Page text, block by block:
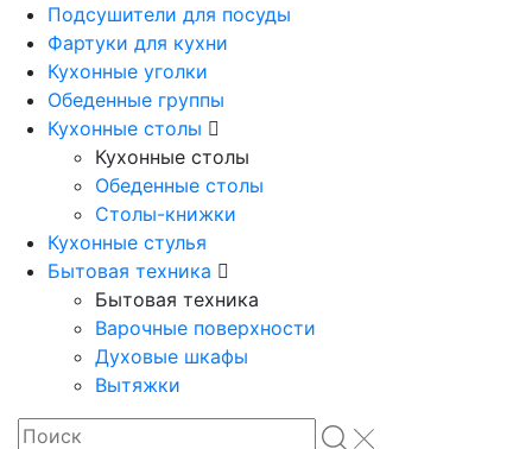
Подсушители для посуды
Фартуки для кухни
Кухонные уголки
Обеденные группы
Кухонные столы
Кухонные столы
Обеденные столы
Столы-книжки
Кухонные стулья
Бытовая техника
Бытовая техника
Варочные поверхности
Духовые шкафы
Вытяжки